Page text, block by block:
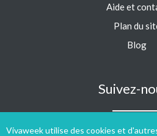
Vivaweek utilise des cookies et
Aide et
Plan du
Blog
Suivez-